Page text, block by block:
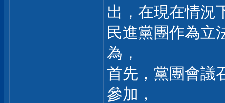
出，在現在情況
民進黨團作為立
為，
首先，黨團會議
參加，